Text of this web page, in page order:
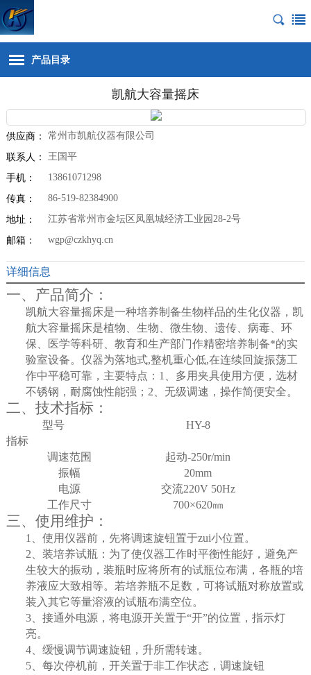
产品目录
凯航大容量摇床
供应商： 常州市凯航仪器有限公司
联系人： 王国平
手机： 13861071298
传真： 86-519-82384900
地址： 江苏省常州市金坛区凤凰城经济工业园28-2号
邮箱： wgp@czkhyq.cn
详细信息
一、产品简介：
凯航大容量摇床是一种培养制备生物样品的生化仪器， 凯
航大容量摇床是植物、生物、微生物、遗传、病毒、环
保、医学等科研、教育和生产部门作精密培养制备*的实
验室设备。仪器为落地式,整机重心低,在连续回旋振荡工
作中平稳可靠， 主要特点： 1
、多用夹具使用方便，选材
不锈钢，耐腐蚀性能强； 2 、无级调速，操作简便安全。
二、技术指标：
型号
指标
HY-8
调速范围 起动-250r/min
振幅
20mm
电源
交流220V 50Hz
工作尺寸
700×620㎜
三、使用维护：
1
、使用仪器前，先将调速旋钮置于zui小位置。
2 、装培养试瓶：为了使仪器工作时平衡性能好，避免产
生较大的振动，装瓶时应将所有的试瓶位布满，各瓶的培
养液应大致相等。若培养瓶不足数，可将试瓶对称放置或
装入其它等量溶液的试瓶布满空位。
3、接通外电源，将电源开关置于“开”的位置，指示灯
亮。
4、缓慢调节调速旋钮，升所需转速。
5、每次停机前，开关置于非工作状态，调速旋钮